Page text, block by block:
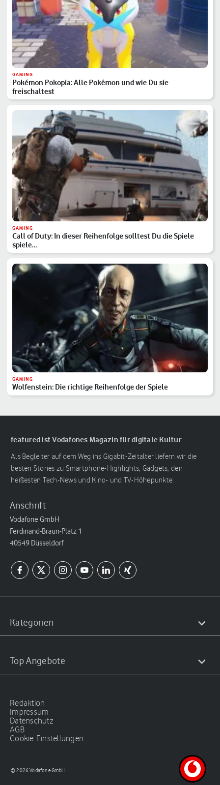
GAMING
Pokémon Pokopia: Alle Pokémon und wie Du sie
freischaltest
GAMING
Call of Duty: In dieser Reihenfolge solltest Du die Spiele
spiele…
GAMING
Wolfenstein: Die richtige Reihenfolge der Spiele
featured ist Vodafones Magazin für digitale Kultur
Als Begleiter auf dem Weg ins Gigabit-Zeitalter liefern wir die
besten Stories zu Smartphone-Highlights, Gadgets, den
heißesten Tech-News und Kino- und TV-Höhepunkte.
Anschrift
Vodafone GmbH
Ferdinand-Braun-Platz 1
40549 Düsseldorf
Kategorien
Top Angebote
Redaktion
Impressum
Datenschutz
AGB
Cookie-Einstellungen
© 2026 Vodafone GmbH